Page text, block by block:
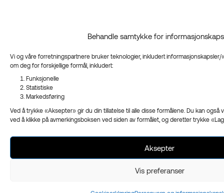
Behandle samtykke for
Vi og våre forretningspartnere bruker teknologier, inkludert
om deg for forskjellige formål, inkludert:
Funksjonelle
Statistiske
Markedsføring
Ved å trykke «Aksepter» gir du din tillatelse til alle disse formålene. Du kan også
ved å klikke på avmerkingsboksen ved siden av formålet, og deretter trykke
Aksepter
Vis preferanser